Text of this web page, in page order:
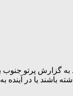
گزارش پرتو جنوب
باشند یا در آینده